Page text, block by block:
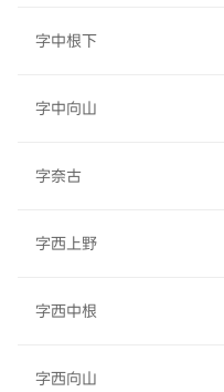
字中根下
字中向山
字奈古
字西上野
字西中根
字西向山